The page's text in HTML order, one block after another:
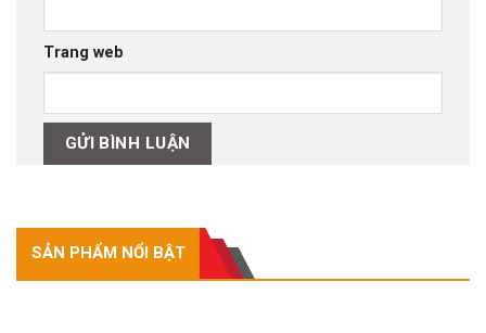
Trang web
SẢN PHẨM NỔI BẬT